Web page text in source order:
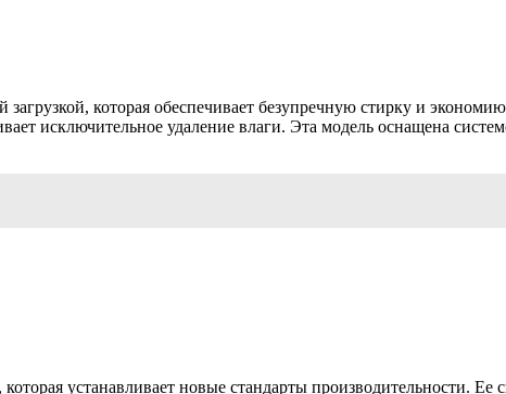
которая обеспечивает безупречную стирку и
исключительное удаление влаги. Эта модель оснащена
устанавливает новые стандарты производительности. Ее